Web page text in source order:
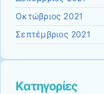
Οκτώβριος 2021
Σεπτέμβριος 2021
Kατηγορίες